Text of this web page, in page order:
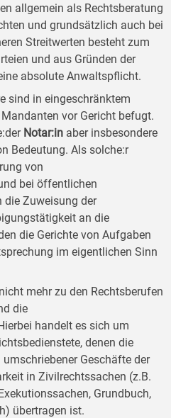
allgemein als Rechtsberatung
und grundsätzlich auch bei
Streitwerten besteht zum
und aus Gründen der
absolute Anwaltspflicht.
sind in eingeschränktem
vor Gericht befugt.
Notar:in aber insbesondere
Bedeutung. Als solche:r
von
bei öffentlichen
die Zuweisung der
an die
die Gerichte von Aufgaben
im eigentlichen Sinn
mehr zu den Rechtsberufen
die
handelt es sich um
denen die
Geschäfte der
in Zivilrechtssachen (z.B.
Grundbuch,
übertragen ist.